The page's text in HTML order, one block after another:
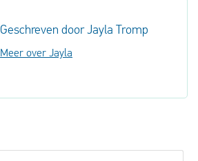
Geschreven door Jayla Tromp
Meer over Jayla